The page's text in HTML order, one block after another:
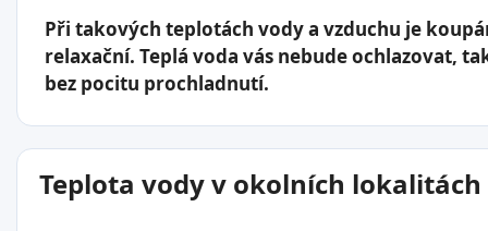
Při takových teplotách vody a vzduchu je
relaxační. Teplá voda vás nebude ochlazovat,
bez pocitu prochladnutí.
Teplota vody v okolních lokalitách